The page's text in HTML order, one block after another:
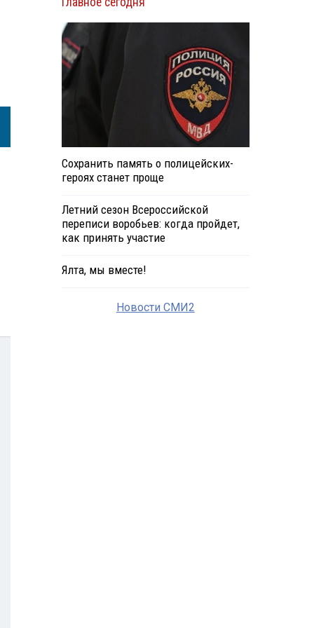
Сохранить память о полицейских-
героях станет проще
Летний сезон Всероссийской
переписи воробьев: когда пройдет,
как принять участие
Ялта, мы вместе!
Новости СМИ2